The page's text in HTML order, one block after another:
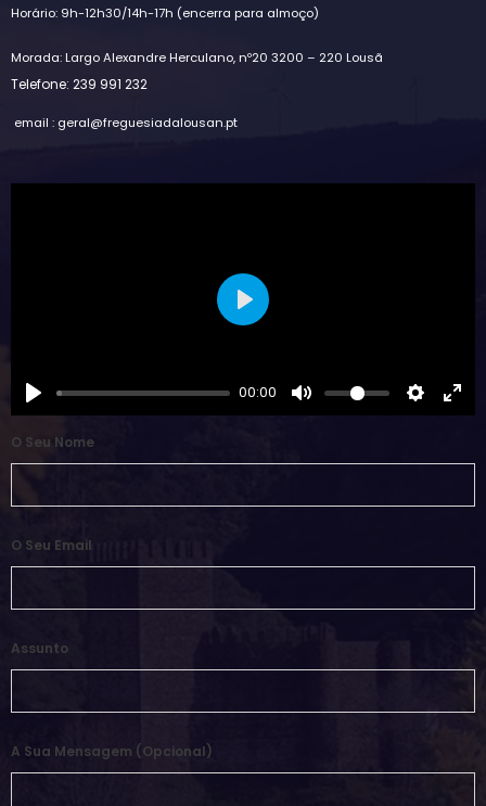
Horário: 9h-12h30/14h-17h (encerra para almoço)
Morada: Largo Alexandre Herculano, nº20 3200 – 220 Lousã
Telefone: 239 991 232
email : geral@freguesiadalousan.pt
00:00
Play
O Seu Nome
O Seu Email
Assunto
A Sua Mensagem (opcional)